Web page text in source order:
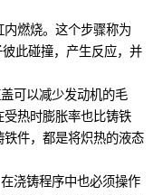
燃烧。这个步骤称为
此碰撞，产生反应，并
可以减少发动机的毛
热时膨胀率也比铸铁
件，都是将炽热的液态
浇铸程序中也必须操作